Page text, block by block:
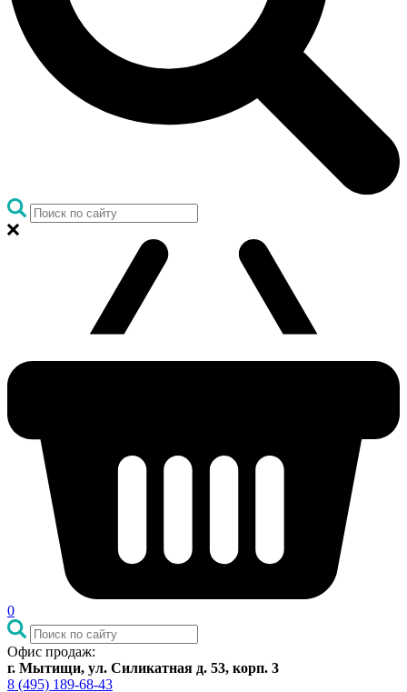
0
Офис продаж:
г. Мытищи, ул. Силикатная д. 53, корп. 3
8 (495) 189-68-43